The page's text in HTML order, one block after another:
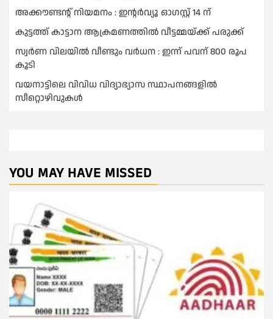
അക്കൗണ്ടന്റ് നിയമനം : ഇൻ്റർവ്യൂ ഓഗസ്റ്റ് 14 ന്
കുട്ടത്ത് കാട്ടാന ആക്രമണത്തിൽ വീട്ടമ്മയ്ക്ക് പരുക്ക്
സ്വർണ വിലയില്‍ വീണ്ടും വർധന : ഇന്ന് പവന് 800 രൂപ
കൂടി
വയനാട്ടിലെ വിവിധ വിദ്യാഭ്യാസ സ്ഥാപനങ്ങളിൽ
സീറ്റൊഴിവുകൾ
YOU MAY HAVE MISSED